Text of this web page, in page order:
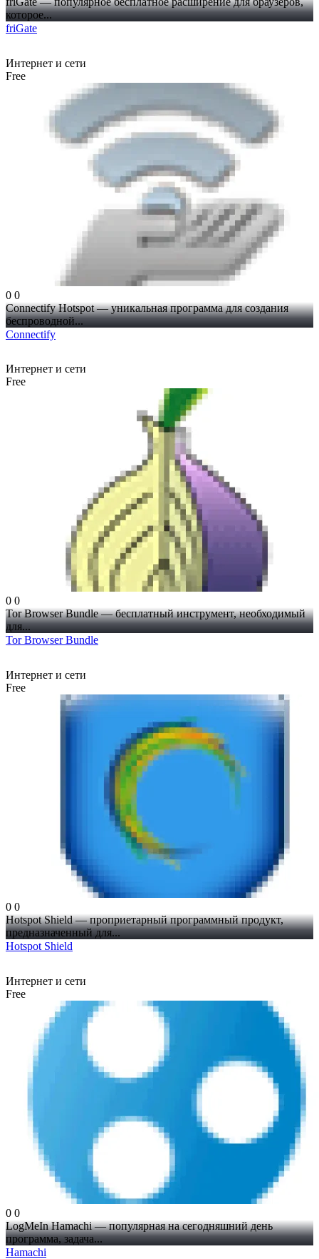
которое...
friGate
Интернет и сети
Free
0 0
Connectify Hotspot — уникальная программа для создания
беспроводной...
Connectify
Интернет и сети
Free
0 0
Tor Browser Bundle — бесплатный инструмент, необходимый
для...
Tor Browser Bundle
Интернет и сети
Free
0 0
Hotspot Shield — проприетарный программный продукт,
предназначенный для...
Hotspot Shield
Интернет и сети
Free
0 0
LogMeIn Hamachi — популярная на сегодняшний день
программа, задача...
Hamachi